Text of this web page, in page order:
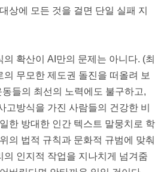
상에 모든 것을 걸면 단일 실패 지
확산이 AI만의 문제는 아니다. (최
무모한 제도권 돌진을 떠올려 보
들의 최선의 노력에도 불구하고,
고방식을 가진 사람들의 건강한 비
한 방대한 인간 텍스트 말뭉치로 학
의 법적 규칙과 문화적 규범에 맞춰
의 인지적 작업을 지나치게 넘겨줌